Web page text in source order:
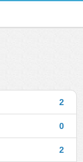
2
0
2